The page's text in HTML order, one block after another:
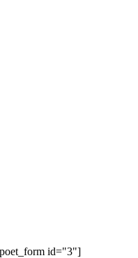
id="3"]